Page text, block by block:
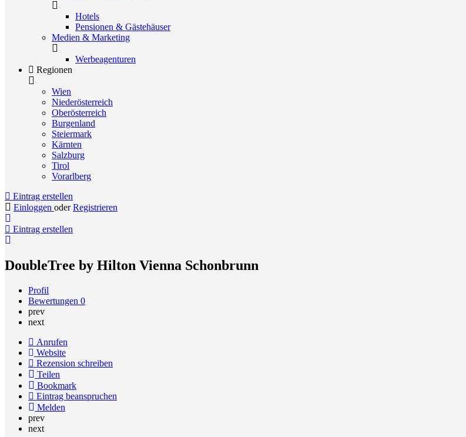
Hotels
Pensionen & Gästehäuser
Medien & Marketing
Werbeagenturen
Regionen
Wien
Niederösterreich
Oberösterreich
Burgenland
Steiermark
Kärnten
Salzburg
Tirol
Vorarlberg
Eintrag erstellen
Einloggen oder Registrieren
Eintrag erstellen
DoubleTree by Hilton Vienna Schonbrunn
Profil
Bewertungen 0
prev
next
Anrufen
Website
Rezension schreiben
Teilen
Bookmark
Eintrag beanspruchen
Melden
prev
next